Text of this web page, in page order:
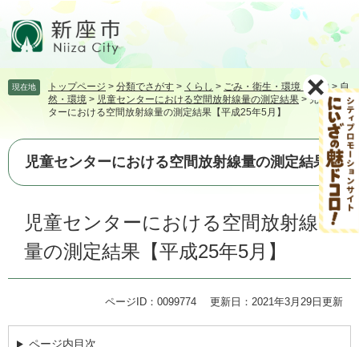
頭飛
て
文
現在地 トップページ > 分類でさがす > くらし > ごみ・衛生・環境・動物 >自
然・環境 > 児童センターにおける空間放射線量の測定結果 >児童セン
ターにおける空間放射線量の測定結果【平成25年5月】
児童センターにおける空間放射線量の測定結果
児童センターにおける空間放射線
量の測定結果【平成25年5月】
ページID：0099774 更新日：2021年3月29日更新
ページ内目次